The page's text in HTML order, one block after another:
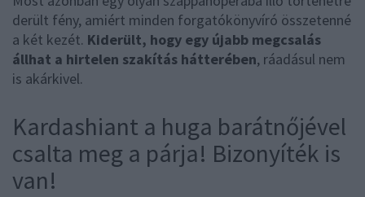
derült fény, amiért minden forgatókönyvíró összetenné
a két kezét. Kiderült, hogy egy újabb megcsalás
állhat a hirtelen szakítás hátterében, ráadásul nem
is akárkivel.
Kardashiant a huga barátnőjével
csalta meg a párja! Bizonyíték is
van!